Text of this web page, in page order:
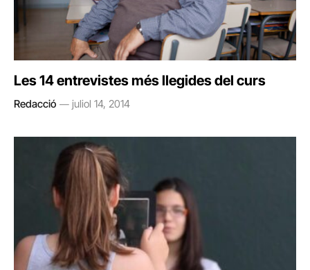
Les 14 entrevistes més llegides del curs
Redacció juliol 14, 2014